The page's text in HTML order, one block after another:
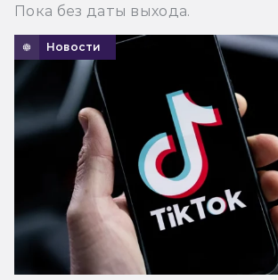
Пока без даты выхода.
Новости